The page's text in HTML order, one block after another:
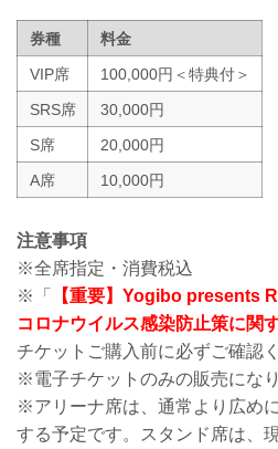
券種
料金
VIP席
100,000円＜特典付＞
SRS席
30,000円
S席
20,000円
A席
10,000円
注意事項
※全席指定・消費税込
※「
【重要】Yogibo presents
コロナウイルス感染防止策に関
チケットご購入前に必ずご確認
※電子チケットのみの販売になり
※アリーナ席は、通常より広め
する予定です。スタンド席は、